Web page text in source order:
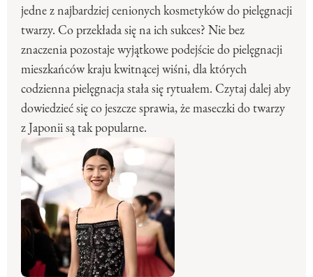
jedne z najbardziej cenionych kosmetyków do pielęgnacji
twarzy. Co przekłada się na ich sukces? Nie bez
znaczenia pozostaje wyjątkowe podejście do pielęgnacji
mieszkańców kraju kwitnącej wiśni, dla których
codzienna pielęgnacja stała się rytuałem. Czytaj dalej aby
dowiedzieć się co jeszcze sprawia, że maseczki do twarzy
z Japonii są tak popularne.